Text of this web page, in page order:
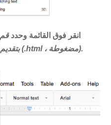
في مستند Google ، انقر فوق القائمة وحدد قم
بتقديم
تنزيل في شكل> صفحة ويب (.html ، مضغوطة).